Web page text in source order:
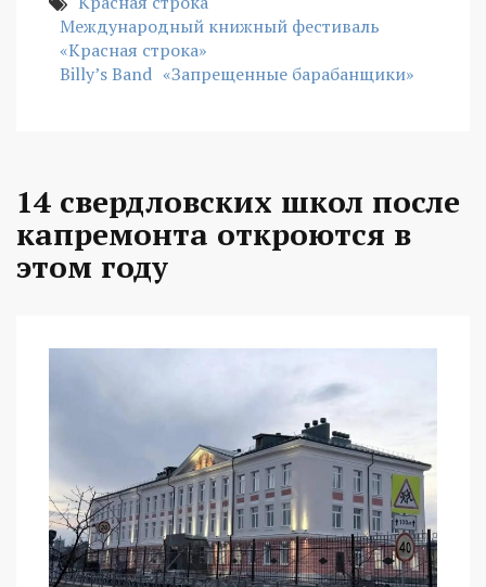
Международный книжный фестиваль
«Красная строка»
Billy’s Band «Запрещенные барабанщики»
14 свердловских школ после
капремонта откроются в
этом году